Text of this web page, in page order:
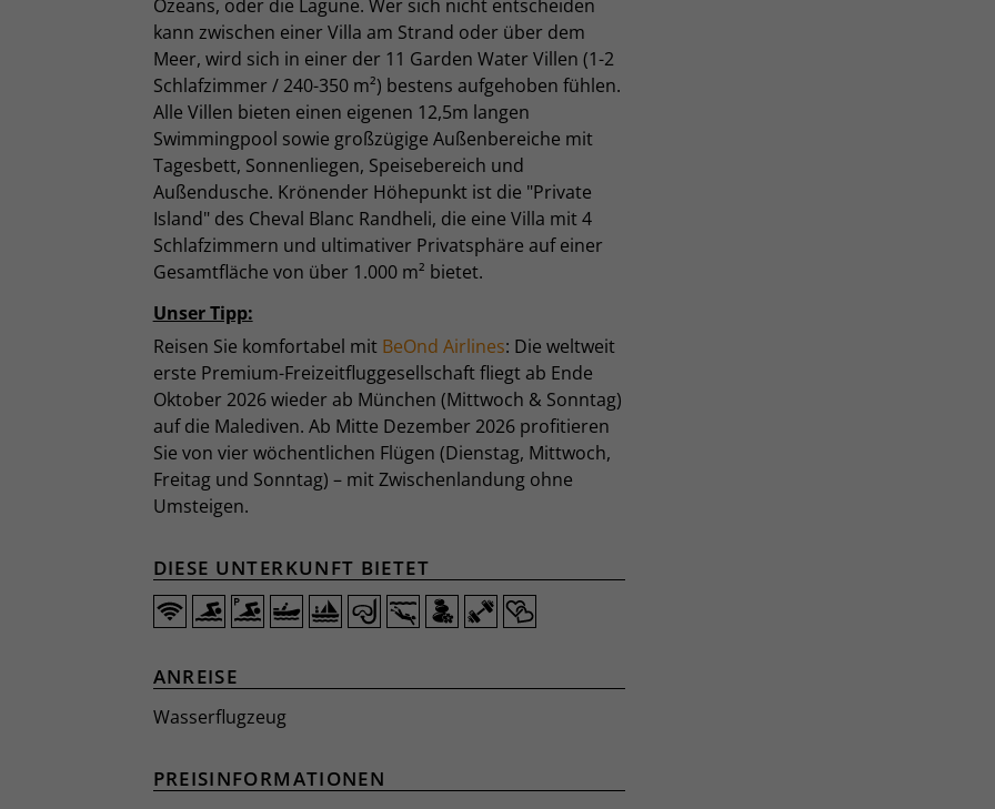
Ozeans, oder die Lagune. Wer sich nicht entscheiden
kann zwischen einer Villa am Strand oder über dem
Meer, wird sich in einer der 11 Garden Water Villen (1-2
Schlafzimmer / 240-350 m²) bestens aufgehoben fühlen.
Alle Villen bieten einen eigenen 12,5m langen
Swimmingpool sowie großzügige Außenbereiche mit
Tagesbett, Sonnenliegen, Speisebereich und
Außendusche. Krönender Höhepunkt ist die "Private
Island" des Cheval Blanc Randheli, die eine Villa mit 4
Schlafzimmern und ultimativer Privatsphäre auf einer
Gesamtfläche von über 1.000 m² bietet.
Unser Tipp:
Reisen Sie komfortabel mit BeOnd Airlines: Die weltweit
erste Premium-Freizeitfluggesellschaft fliegt ab Ende
Oktober 2026 wieder ab München (Mittwoch & Sonntag)
auf die Malediven. Ab Mitte Dezember 2026 profitieren
Sie von vier wöchentlichen Flügen (Dienstag, Mittwoch,
Freitag und Sonntag) – mit Zwischenlandung ohne
Umsteigen.
DIESE UNTERKUNFT BIETET
ANREISE
Wasserflugzeug
PREISINFORMATIONEN